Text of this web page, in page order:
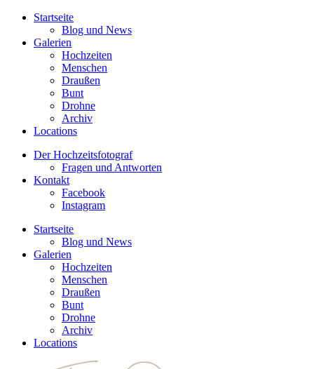
Startseite
Blog und News
Galerien
Hochzeiten
Menschen
Draußen
Bunt
Drohne
Archiv
Locations
Der Hochzeitsfotograf
Fragen und Antworten
Kontakt
Facebook
Instagram
Startseite
Blog und News
Galerien
Hochzeiten
Menschen
Draußen
Bunt
Drohne
Archiv
Locations